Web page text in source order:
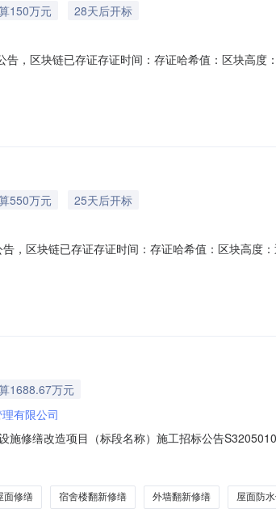
150万元
28天后开标
，区块链已存证存证时间：存证哈希值：区块高
2026年09月03日其他本项目实行集中建设。备注
550万元
25天后开标
，区块链已存证存证时间：存证哈希值：区块高度
年08月31日其他本项目实行集中建设。备注本
1688.67万元
有限公司
修缮改造项目（标段名称）施工招标公告
政（自筹/财政），项目建设采用：□自建□代建√集
面修缮 宿舍楼翻新修缮 外墙翻新修缮 屋面防